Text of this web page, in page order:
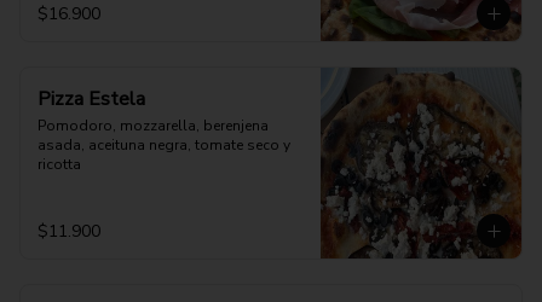
$16.900
Pizza Estela
Pomodoro, mozzarella, berenjena
asada, aceituna negra, tomate seco y
ricotta
$11.900